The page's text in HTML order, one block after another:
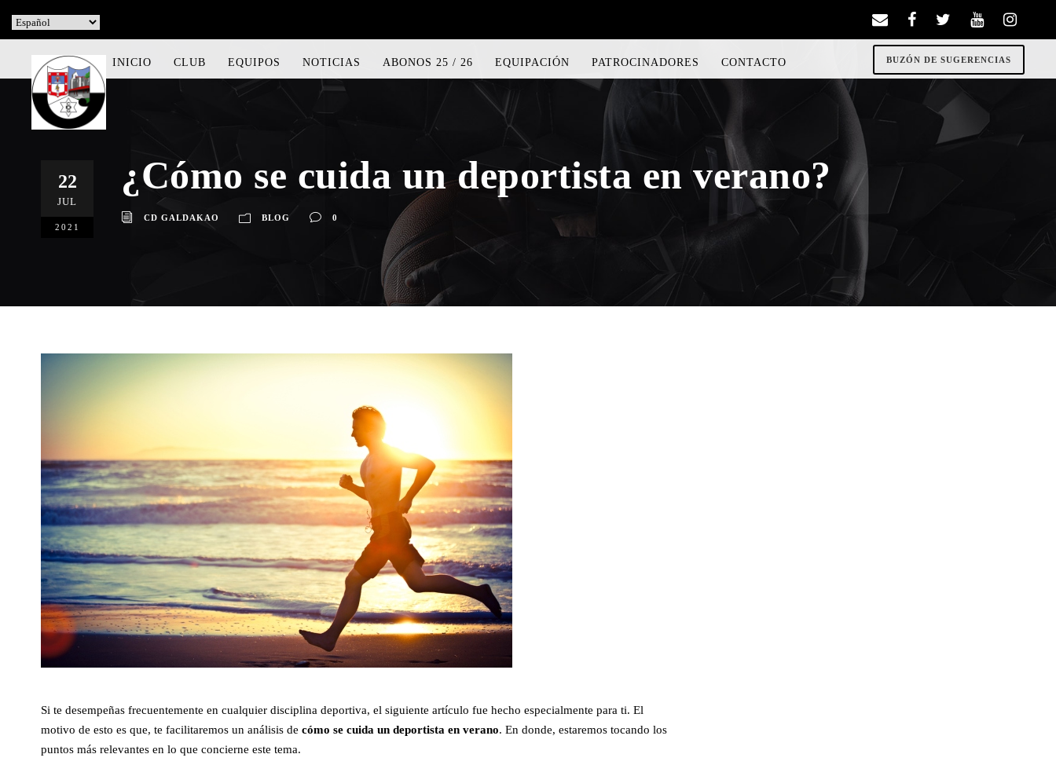
INICIO CLUB EQUIPOS NOTICIAS ABONOS 25 / 26 EQUIPACIÓN PATROCINADORES CONTACTO BUZÓN DE SUGERENCIAS
22
JUL
2021
¿Cómo se cuida un deportista en verano?
CD GALDAKAO BLOG 0
Si te desempeñas frecuentemente en cualquier disciplina deportiva, el siguiente artículo fue hecho especialmente para ti. El
motivo de esto es que, te facilitaremos un análisis de cómo se cuida un deportista en verano. En donde, estaremos tocando los
puntos más relevantes en lo que concierne este tema.